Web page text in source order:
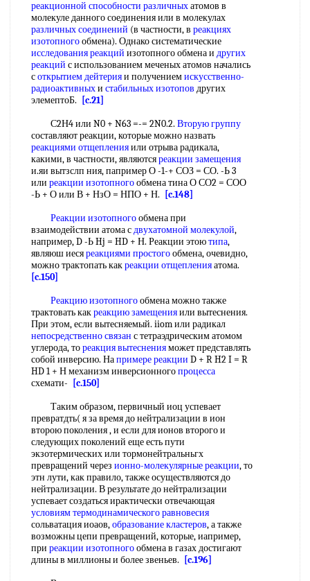
реакционной способности различныхатомов в
молекуле данного соединения или в молекулах
различных соединений (в частности, в реакциях
изотопногообмена). Однако систематические
исследования реакций изотопного обмена и других
реакций с использованием меченых атомов начались
соткрытием дейтерияи получениемискусственно-
радиоактивныхи стабильных изотопов других
элемептоБ.
[c.21]
С2Н4 или N0 + N63 =-= 2N0.2. Вторую группу
составляют реакции, которые можно назвать
реакциями отщепленияили отрыва радикала,
какими, в частности, являютсяреакции замещения
и.яи вытзслп ния, папример О -1-+ СОЗ = СО. -Ь 3
или реакции изотопногообмена тина О СО2 = СОО
-Ь + О или В + НзО = НПО + Н.
[c.148]
Реакции изотопногообмена при
взаимодействии атома сдвухатомной молекулой,
например, D -Ь Hj = HD + Н. Реакции этоютипа,
являюш иесяреакциями простогообмена, очевидно,
можно трактопать какреакции отщепленияатома.
[c.150]
Реакцию изотопногообмена можно также
трактовать какреакцию замещенияили вытеснения.
При этом, если вытесняемый. iiom или радикал
непосредственно связан с тетраэдрическим атомом
углерода, тореакция вытесненияможет представлять
собой инверсию. Напримере реакции D + R H2 I = R
HD 1 + Н механизм инверсионногопроцесса
схемати-
[c.150]
Таким образом, первичный иоц успевает
превратдть( я за время до нейтрализации в ион
второю поколения , и если для ионов второго и
следующих поколений еще есть пути
экзотермических или тормонейтральньгх
превращений через ионно-молекулярные реакции, то
этн лути, как правило, также осуществляются до
нейтрализации. В результате до нейтрализации
успевает создаться ирактически отвечающая
условиям термодинамического равновесия
сольватация иоаов,образование кластеров, а также
возможны цепи превращений, которые, иапример,
при реакции изотопногообмена в газах достигают
длины в миллионы и более звеньев.
[c.196]